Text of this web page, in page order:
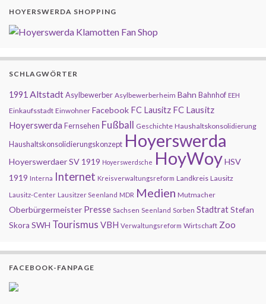
HOYERSWERDA SHOPPING
SCHLAGWÖRTER
1991 AltstadtAsylbewerber Asylbewerberheim Bahn Bahnhof EEH
Einkaufsstadt Einwohner Facebook FC Lausitz FC Lausitz
Hoyerswerda Fernsehen Fußball Geschichte Haushaltskonsolidierung
Haushaltskonsolidierungskonzept Hoyerswerda
Hoyerswerdaer SV 1919 Hoyerswerdsche HoyWoyHSV
1919 Interna Internet Kreisverwaltungsreform Landkreis Lausitz
Lausitz-Center Lausitzer Seenland MDR Medien Mutmacher
Oberbürgermeister Presse Sachsen Seenland Sorben StadtratStefan
Skora SWH Tourismus VBH Verwaltungsreform Wirtschaft Zoo
FACEBOOK-FANPAGE